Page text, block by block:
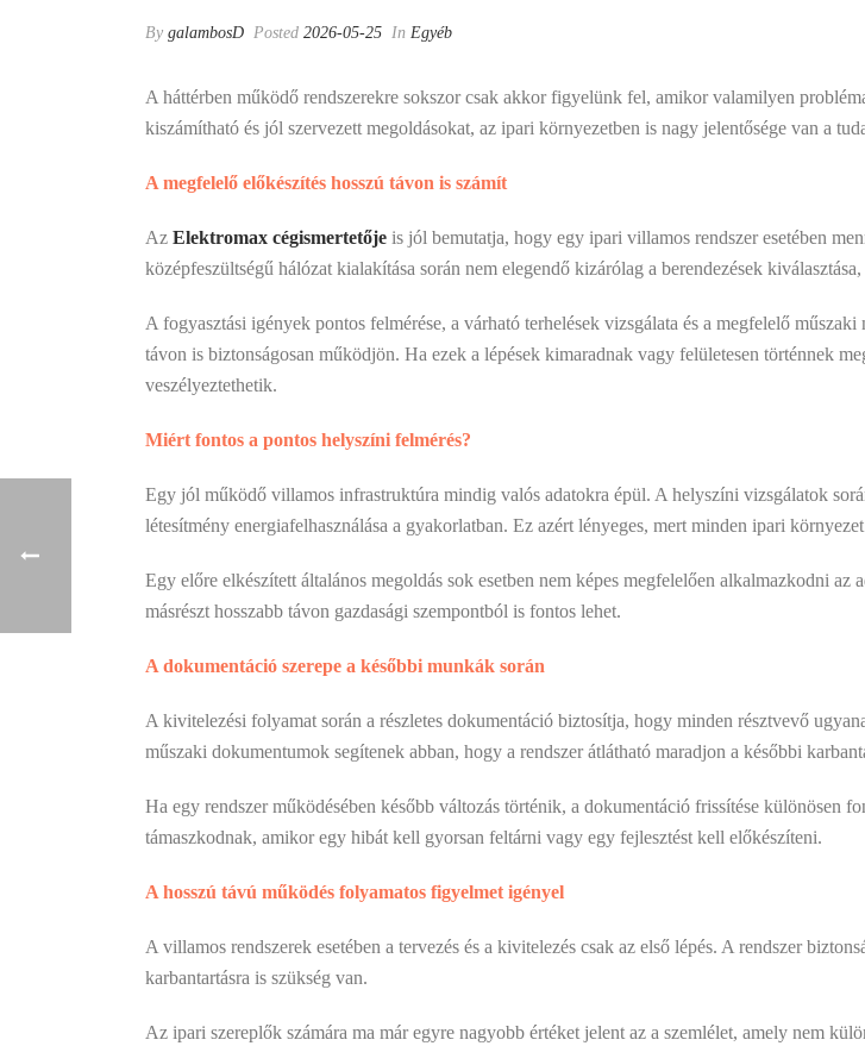
By galambosD Posted 2026-05-25 In Egyéb
A háttérben működő rendszerekre sokszor csak akkor figyelünk fel, amikor valamilyen
kiszámítható és jól szervezett megoldásokat, az ipari környezetben is nagy jelentősége van a
A megfelelő előkészítés hosszú távon is számít
Az Elektromax cégismertetője is jól bemutatja, hogy egy ipari villamos rendszer esetében
középfeszültségű hálózat kialakítása során nem elegendő kizárólag a berendezések
A fogyasztási igények pontos felmérése, a várható terhelések vizsgálata és a megfelelő
távon is biztonságosan működjön. Ha ezek a lépések kimaradnak vagy felületesen történnek
veszélyeztethetik.
Miért fontos a pontos helyszíni felmérés?
Egy jól működő villamos infrastruktúra mindig valós adatokra épül. A helyszíni vizsgálatok
létesítmény energiafelhasználása a gyakorlatban. Ez azért lényeges, mert minden ipari
Egy előre elkészített általános megoldás sok esetben nem képes megfelelően alkalmazkodni
másrészt hosszabb távon gazdasági szempontból is fontos lehet.
A dokumentáció szerepe a későbbi munkák során
A kivitelezési folyamat során a részletes dokumentáció biztosítja, hogy minden résztvevő
műszaki dokumentumok segítenek abban, hogy a rendszer átlátható maradjon a későbbi
Ha egy rendszer működésében később változás történik, a dokumentáció frissítése különösen
támaszkodnak, amikor egy hibát kell gyorsan feltárni vagy egy fejlesztést kell előkészíteni.
A hosszú távú működés folyamatos figyelmet igényel
A villamos rendszerek esetében a tervezés és a kivitelezés csak az első lépés. A rendszer
karbantartásra is szükség van.
Az ipari szereplők számára ma már egyre nagyobb értéket jelent az a szemlélet, amely nem